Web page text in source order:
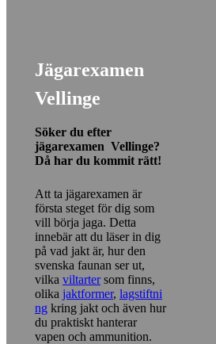
Jägarexamen
Vellinge
Söker du efter
jägarexamen Vellinge?
Då har du kommit rätt!
Att ta jägarexamen är
första steget för dig som
vill börja jaga. Detta
innebär att du läser in dig
på vad jakt är, hur den
svenska faunan ser ut,
vilka viltartersom finns,
olika jaktformer, lagstiftni
ng kring jakt och även hur
du praktiskt hanterar
vapen och ammunition.